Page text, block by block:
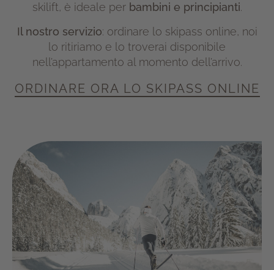
skilift, è ideale per bambini e principianti.
Il nostro servizio: ordinare lo skipass online, noi
lo ritiriamo e lo troverai disponibile
nell’appartamento al momento dell’arrivo.
ORDINARE ORA LO SKIPASS ONLINE